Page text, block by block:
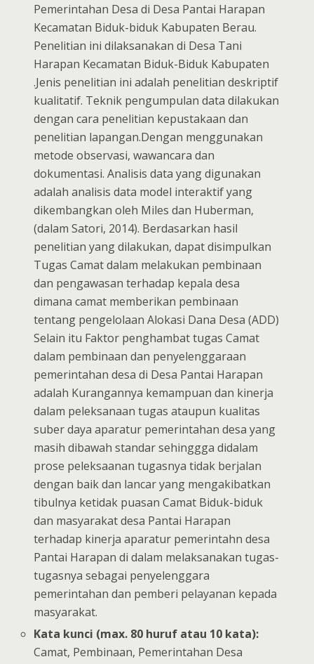
Pemerintahan Desa di Desa Pantai Harapan
Kecamatan Biduk-biduk Kabupaten Berau.
Penelitian ini dilaksanakan di Desa Tani
Harapan Kecamatan Biduk-Biduk Kabupaten
.Jenis penelitian ini adalah penelitian deskriptif
kualitatif. Teknik pengumpulan data dilakukan
dengan cara penelitian kepustakaan dan
penelitian lapangan.Dengan menggunakan
metode observasi, wawancara dan
dokumentasi. Analisis data yang digunakan
adalah analisis data model interaktif yang
dikembangkan oleh Miles dan Huberman,
(dalam Satori, 2014). Berdasarkan hasil
penelitian yang dilakukan, dapat disimpulkan
Tugas Camat dalam melakukan pembinaan
dan pengawasan terhadap kepala desa
dimana camat memberikan pembinaan
tentang pengelolaan Alokasi Dana Desa (ADD)
Selain itu Faktor penghambat tugas Camat
dalam pembinaan dan penyelenggaraan
pemerintahan desa di Desa Pantai Harapan
adalah Kurangannya kemampuan dan kinerja
dalam peleksanaan tugas ataupun kualitas
suber daya aparatur pemerintahan desa yang
masih dibawah standar sehinggga didalam
prose peleksaanan tugasnya tidak berjalan
dengan baik dan lancar yang mengakibatkan
tibulnya ketidak puasan Camat Biduk-biduk
dan masyarakat desa Pantai Harapan
terhadap kinerja aparatur pemerintahn desa
Pantai Harapan di dalam melaksanakan tugas-
tugasnya sebagai penyelenggara
pemerintahan dan pemberi pelayanan kepada
masyarakat.
Kata kunci (max. 80 huruf atau 10 kata):
Camat, Pembinaan, Pemerintahan Desa